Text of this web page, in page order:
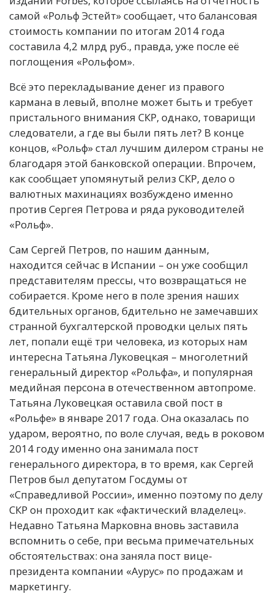
самой «Рольф Эстейт» сообщает, что балансовая
стоимость компании по итогам 2014 года
составила 4,2 млрд руб., правда, уже после её
поглощения «Рольфом».
Всё это перекладывание денег из правого
кармана в левый, вполне может быть и требует
пристального внимания СКР, однако, товарищи
следователи, а где вы были пять лет? В конце
концов, «Рольф» стал лучшим дилером страны не
благодаря этой банковской операции. Впрочем,
как сообщает упомянутый релиз СКР, дело о
валютных махинациях возбуждено именно
против Сергея Петрова и ряда руководителей
«Рольф».
Сам Сергей Петров, по нашим данным,
находится сейчас в Испании – он уже сообщил
представителям прессы, что возвращаться не
собирается. Кроме него в поле зрения наших
бдительных органов, бдительно не замечавших
странной бухгалтерской проводки целых пять
лет, попали ещё три человека, из которых нам
интересна Татьяна Луковецкая – многолетний
генеральный директор «Рольфа», и популярная
медийная персона в отечественном автопроме.
Татьяна Луковецкая оставила свой пост в
«Рольфе» в январе 2017 года. Она оказалась по
ударом, вероятно, по воле случая, ведь в роковом
2014 году именно она занимала пост
генерального директора, в то время, как Сергей
Петров был депутатом Госдумы от
«Справедливой России», именно поэтому по делу
СКР он проходит как «фактический владелец».
Недавно Татьяна Марковна вновь заставила
вспомнить о себе, при весьма примечательных
обстоятельствах: она заняла пост вице-
президента компании «Аурус» по продажам и
маркетингу.